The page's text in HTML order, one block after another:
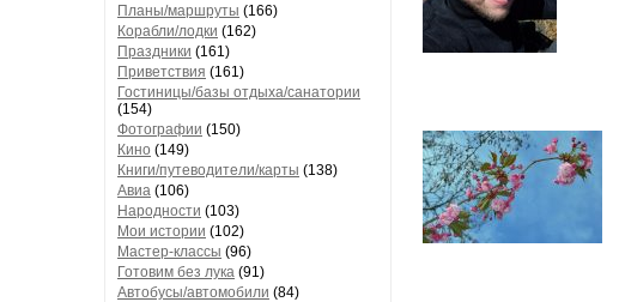
Планы/маршруты (166)
Корабли/лодки (162)
Праздники (161)
Приветствия (161)
Гостиницы/базы отдыха/санатории
(154)
Фотографии (150)
Кино (149)
Книги/путеводители/карты (138)
Авиа (106)
Народности (103)
Мои истории (102)
Мастер-классы (96)
Готовим без лука (91)
Автобусы/автомобили (84)